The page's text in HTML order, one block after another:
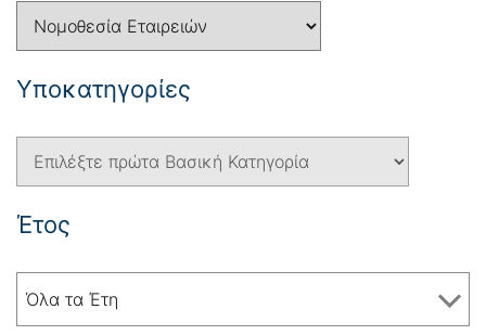
Yποκατηγορίες
Έτος
Όλα τα Έτη